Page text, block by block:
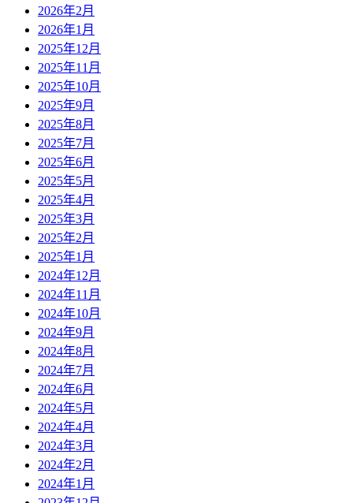
2026年2月
2026年1月
2025年12月
2025年11月
2025年10月
2025年9月
2025年8月
2025年7月
2025年6月
2025年5月
2025年4月
2025年3月
2025年2月
2025年1月
2024年12月
2024年11月
2024年10月
2024年9月
2024年8月
2024年7月
2024年6月
2024年5月
2024年4月
2024年3月
2024年2月
2024年1月